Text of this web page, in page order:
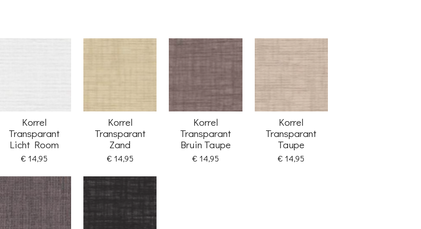
Korrel
Transparant
Licht Room
€ 14,95
Korrel
Transparant
Zand
€ 14,95
Korrel
Transparant
Bruin Taupe
€ 14,95
Korrel
Transparant
Taupe
€ 14,95